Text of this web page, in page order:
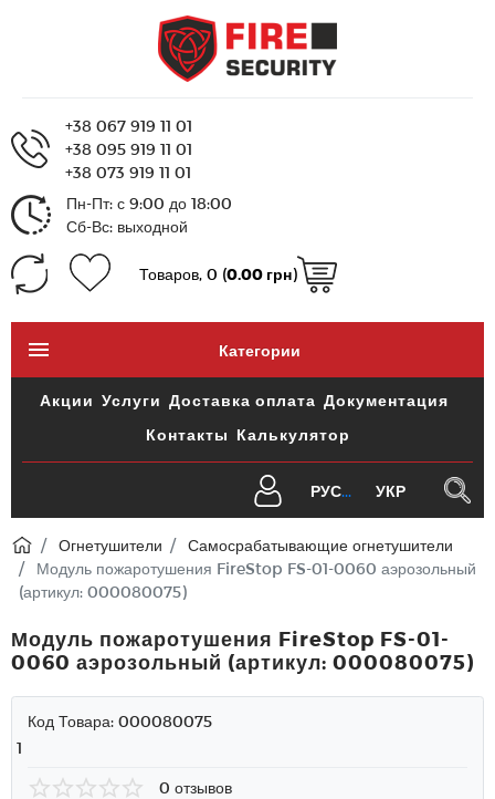
+38 067 919 11 01
+38 095 919 11 01
+38 073 919 11 01
Пн-Пт: с 9:00 до 18:00
Сб-Вс: выходной
Товаров, 0 (0.00 грн)
Категории
Акции Услуги Доставка оплата Документация
Контакты Калькулятор
РУС УКР
Огнетушители
Самосрабатывающие огнетушители
Модуль пожаротушения FireStop FS-01-0060 аэрозольный
(артикул: 000080075)
Модуль пожаротушения FireStop FS-01-
0060 аэрозольный (артикул: 000080075)
Код Товара: 000080075
1
0 отзывов